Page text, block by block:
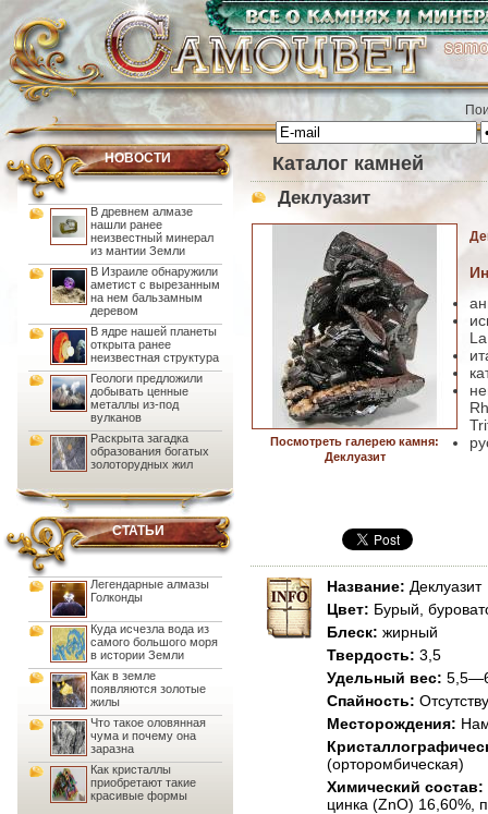
НОВОСТИ
В древнем алмазе
нашли ранее
неизвестный минерал
из мантии Земли
В Израиле обнаружили
аметист с вырезанным
на нем бальзамным
деревом
В ядре нашей планеты
открыта ранее
неизвестная структура
Геологи предложили
добывать ценные
металлы из-под
вулканов
Раскрыта загадка
образования богатых
золоторудных жил
СТАТЬИ
Легендарные алмазы
Голконды
Куда исчезла вода из
самого большого моря
в истории Земли
Как в земле
появляются золотые
жилы
Что такое оловянная
чума и почему она
заразна
Как кристаллы
приобретают такие
красивые формы
Каталог камней
Деклуазит
Посмотреть галерею камня:
Деклуазит
Название: Деклуазит
Цвет: Бурый,
Блеск: жирный
Твердость: 3,5
Удельный вес:
Спайность:
Месторождения:
(орторомбическая)
Химический состав:
цинка (ZnO) 16,60%,